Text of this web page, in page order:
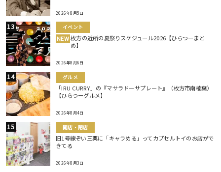
2026年8月5日
イベント
NEW 枚方の近所の夏祭りスケジュール2026【ひらつーまと
め】
2026年8月6日
グルメ
「IRU CURRY」の『マサラドーサプレート』（枚方市南楠葉）
【ひらつーグルメ】
2026年8月4日
開店・閉店
旧1号線ぞい三栗に「キャラめる」ってカプセルトイのお店がで
きてる
2026年8月3日